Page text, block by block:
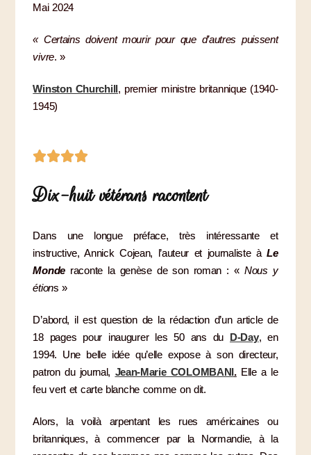
Mai 2024
« Certains doivent mourir pour que d’autres puissent
vivre. »
Winston Churchill, premier ministre britannique (1940-
1945)
Dix-huit vétérans racontent
Dans une longue préface, très intéressante et
instructive, Annick Cojean, l’auteur et journaliste àLe
Monderaconte la genèse de son roman : « Nous y
étions »
D’abord, il est question de la rédaction d’un article de
18 pages pour inaugurer les 50 ans du D-Day, en
1994. Une belle idée qu’elle expose à son directeur,
patron du journal, Jean-Marie COLOMBANI.Elle a le
feu vert et carte blanche comme on dit.
Alors, la voilà arpentant les rues américaines ou
britanniques, à commencer par la Normandie, à la